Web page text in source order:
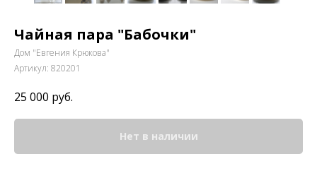
Чайная пара "Бабочки"
Дом "Евгения Крюкова"
Артикул: 820201
25 000 руб.
Нет в наличии